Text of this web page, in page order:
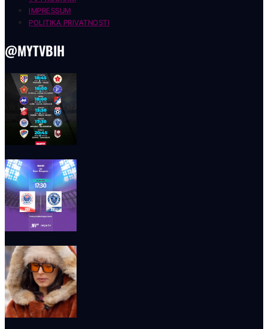
IMPRESSUM
POLITIKA PRIVATNOSTI
@MYTVBIH